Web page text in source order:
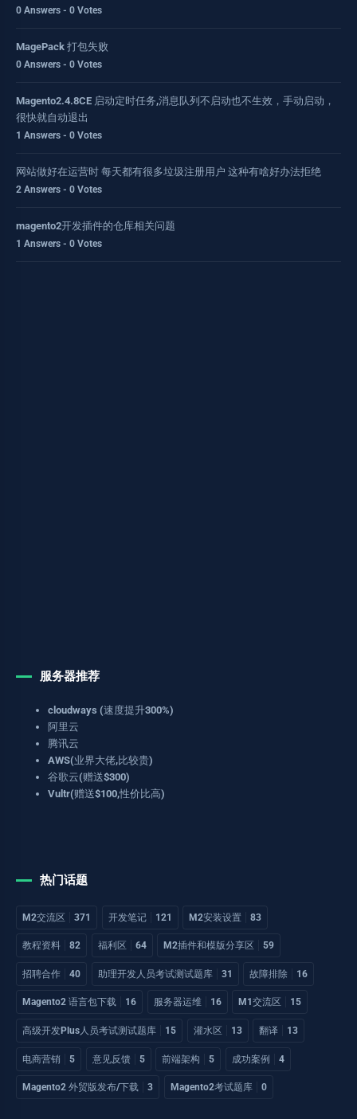
0 Answers - 0 Votes
MagePack 打包失败
0 Answers - 0 Votes
Magento2.4.8CE 启动定时任务,消息队列不启动也不生效，手动启动，
很快就自动退出
1 Answers - 0 Votes
网站做好在运营时 每天都有很多垃圾注册用户 这种有啥好办法拒绝
2 Answers - 0 Votes
magento2开发插件的仓库相关问题
1 Answers - 0 Votes
服务器推荐
cloudways (速度提升300%)
阿里云
腾讯云
AWS(业界大佬,比较贵)
谷歌云(赠送$300)
Vultr(赠送$100,性价比高)
热门话题
M2交流区 371 开发笔记 121 M2安装设置 83
教程资料 82 福利区 64 M2插件和模版分享区 59
招聘合作 40 助理开发人员考试测试题库 31 故障排除 16
Magento2 语言包下载 16 服务器运维 16 M1交流区 15
高级开发Plus人员考试测试题库 15 灌水区 13 翻译 13
电商营销 5 意见反馈 5 前端架构 5 成功案例 4
Magento2 外贸版发布/下载 3 Magento2考试题库 0